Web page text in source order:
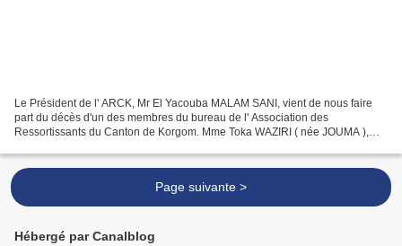
Le Président de l' ARCK, Mr El Yacouba MALAM SANI, vient de nous faire
part du décès d'un des membres du bureau de l' Association des
Ressortissants du Canton de Korgom. Mme Toka WAZIRI ( née JOUMA ),
Page suivante >
Hébergé par Canalblog